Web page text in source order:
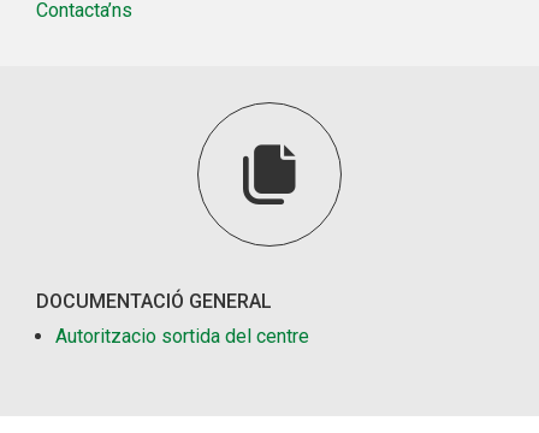
Contacta’ns

DOCUMENTACIÓ GENERAL
Autoritzacio sortida del centre